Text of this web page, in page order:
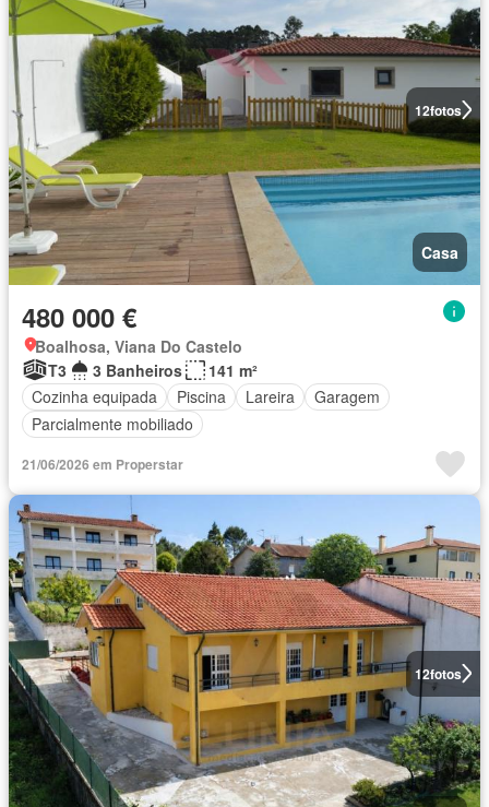
12fotos
Casa
480 000 €
Boalhosa, Viana Do Castelo
T3
3 Banheiros
141 m²
Cozinha equipada
Piscina Lareira
Garagem
Parcialmente mobiliado
21/06/2026 em Properstar
12fotos